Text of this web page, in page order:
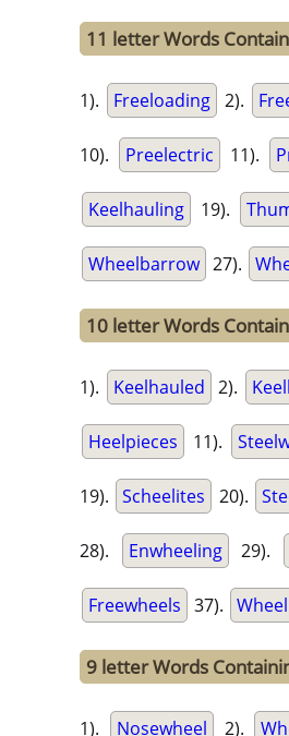
11 letter Words
1). Freeloading 2).
10). Preelectric 11).
Keelhauling 19).
Wheelbarrow 27).
10 letter Words
1). Keelhauled 2).
Heelpieces 11).
19). Scheelites 20).
28). Enwheeling 29).
Freewheels 37).
9 letter Words
1). Nosewheel 2).